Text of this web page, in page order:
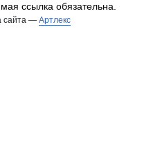
ссылка обязательна.
сайта — Артлекс